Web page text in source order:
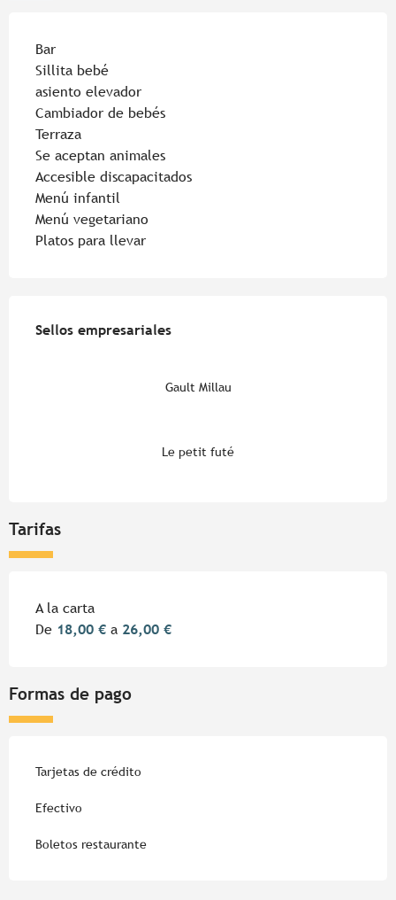
Bar
Sillita bebé
asiento elevador
Cambiador de bebés
Terraza
Se aceptan animales
Accesible discapacitados
Menú infantil
Menú vegetariano
Platos para llevar
Sellos empresariales
Sellos empresariales
Gault Millau
Le petit futé
Tarifas
Tarifas 2026
A la carta
De 18,00 € a 26,00 €
Formas de pago
Tarjetas de crédito
Efectivo
Boletos restaurante